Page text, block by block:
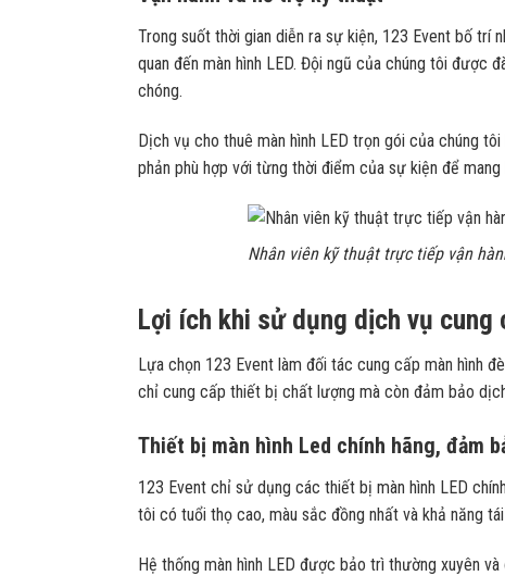
Trong suốt thời gian diễn ra sự kiện, 123 Event bố trí
quan đến màn hình LED. Đội ngũ của chúng tôi được
chóng.
Dịch vụ cho thuê màn hình LED trọn gói của chúng
phản phù hợp với từng thời điểm của sự kiện để
Nhân viên kỹ thuật trực tiếp vận
Lợi ích khi sử dụng dịch vụ cung
Lựa chọn 123 Event làm đối tác cung cấp màn hình
chỉ cung cấp thiết bị chất lượng mà còn đảm bảo
Thiết bị màn hình Led chính hãng, đảm
123 Event chỉ sử dụng các thiết bị màn hình LED
tôi có tuổi thọ cao, màu sắc đồng nhất và khả năng
Hệ thống màn hình LED được bảo trì thường xuyên